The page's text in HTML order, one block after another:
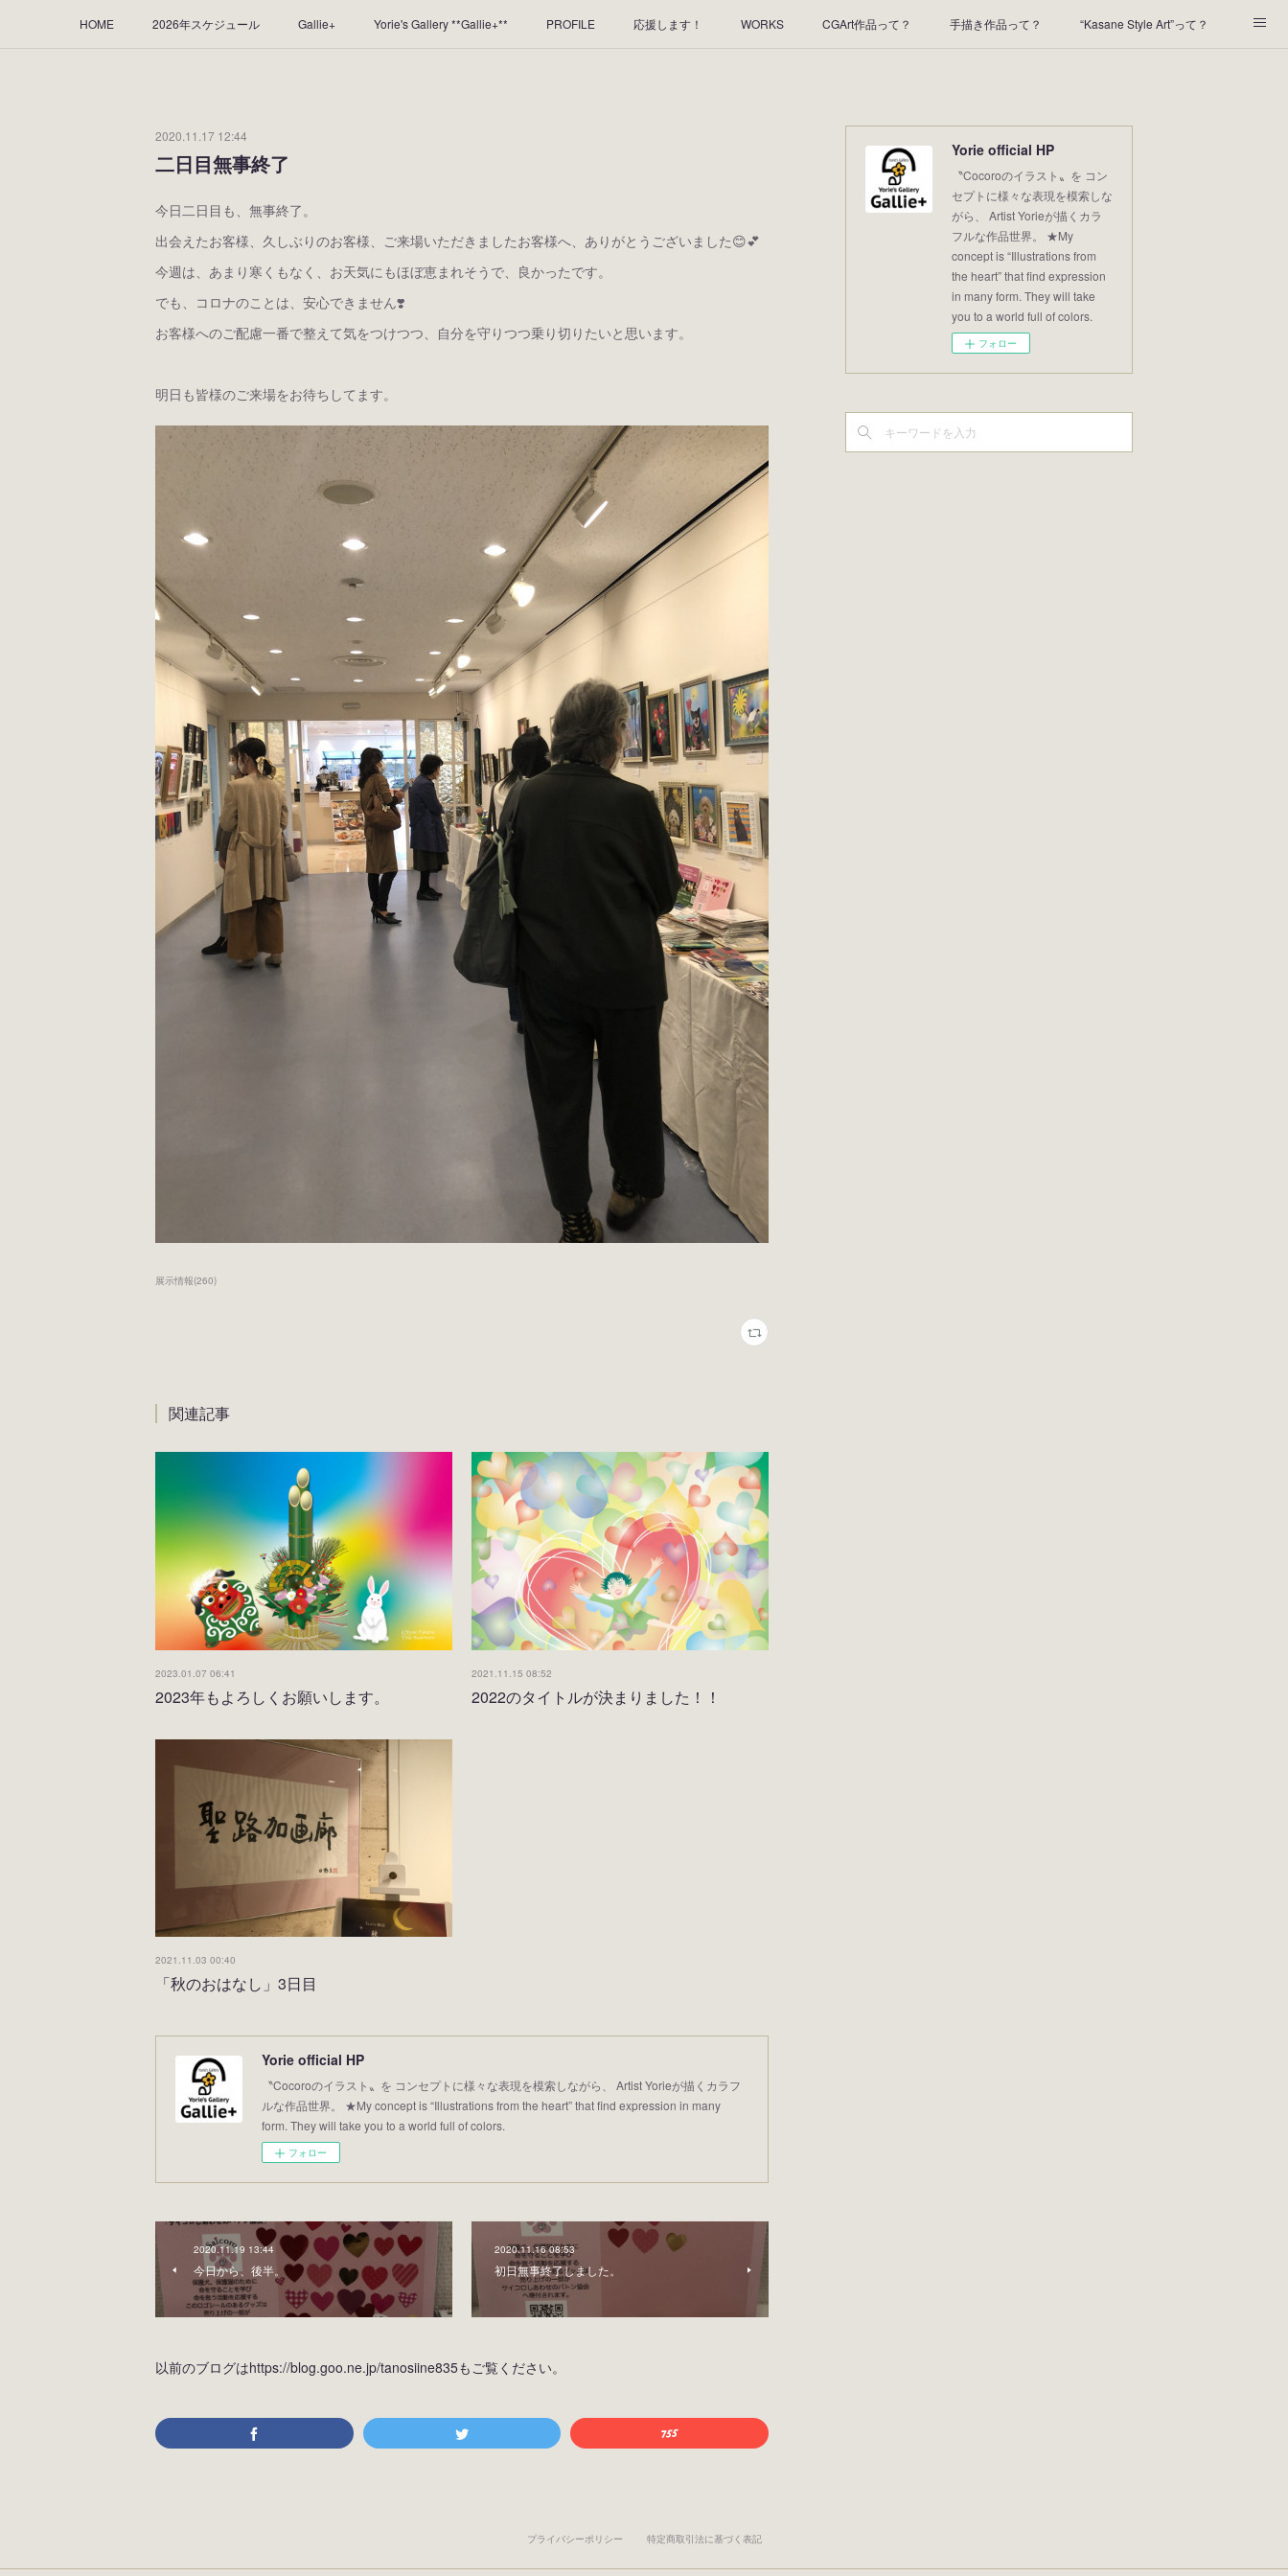
HOME 2026年スケジュール Gallie+ Yorie's Gallery **Gallie+** PROFILE 応援します！ WORKS CGArt作品って？ 手描き作品って？ “Kasane Style Art”って？
2020.11.17 12:44
二日目無事終了
今日二日目も、無事終了。
出会えたお客様、久しぶりのお客様、ご来場いただきましたお客様へ、ありがとうございました😊💕
今週は、あまり寒くもなく、お天気にもほぼ恵まれそうで、良かったです。
でも、コロナのことは、安心できません❣️
お客様へのご配慮一番で整えて気をつけつつ、自分を守りつつ乗り切りたいと思います。
明日も皆様のご来場をお待ちしてます。
展示情報(260)
関連記事
2023.01.07 06:41
2023年もよろしくお願いします。
2021.11.15 08:52
2022のタイトルが決まりました！！
2021.11.03 00:40
「秋のおはなし」3日目
Yorie official HP
〝Cocoroのイラスト〟を コンセプトに様々な表現を模索しながら、 Artist Yorieが描くカラフ
ルな作品世界。 ★My concept is “Illustrations from the heart” that find expression in many
form. They will take you to a world full of colors.
フォロー
2020.11.19 13:44
今日から、後半。
2020.11.16 08:53
初日無事終了しました。
以前のブログはhttps://blog.goo.ne.jp/tanosiine835もご覧ください。
Yorie official HP
〝Cocoroのイラスト〟を コン
セプトに様々な表現を模索しな
がら、 Artist Yorieが描くカラ
フルな作品世界。 ★My
concept is “Illustrations from
the heart” that find expression
in many form. They will take
you to a world full of colors.
フォロー
プライバシーポリシー 特定商取引法に基づく表記